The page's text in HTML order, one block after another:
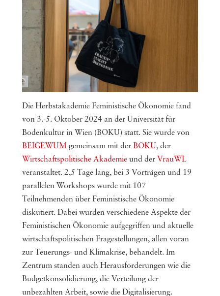
Die Herbstakademie Feministische Ökonomie fand
von 3.-5. Oktober 2024 an der Universität für
Bodenkultur in Wien (BOKU) statt. Sie wurde von
BEIGEWUMgemeinsam mit der BOKU, der
Wirtschaftspolitische Akademieund der VrauWL
veranstaltet. 2,5 Tage lang, bei 3 Vorträgen und 19
parallelen Workshops wurde mit 107
Teilnehmenden über Feministische Ökonomie
diskutiert. Dabei wurden verschiedene Aspekte der
Feministischen Ökonomie aufgegriffen und aktuelle
wirtschaftspolitischen Fragestellungen, allen voran
zur Teuerungs- und Klimakrise, behandelt. Im
Zentrum standen auch Herausforderungen wie die
Budgetkonsolidierung, die Verteilung der
unbezahlten Arbeit, sowie die Digitalisierung.